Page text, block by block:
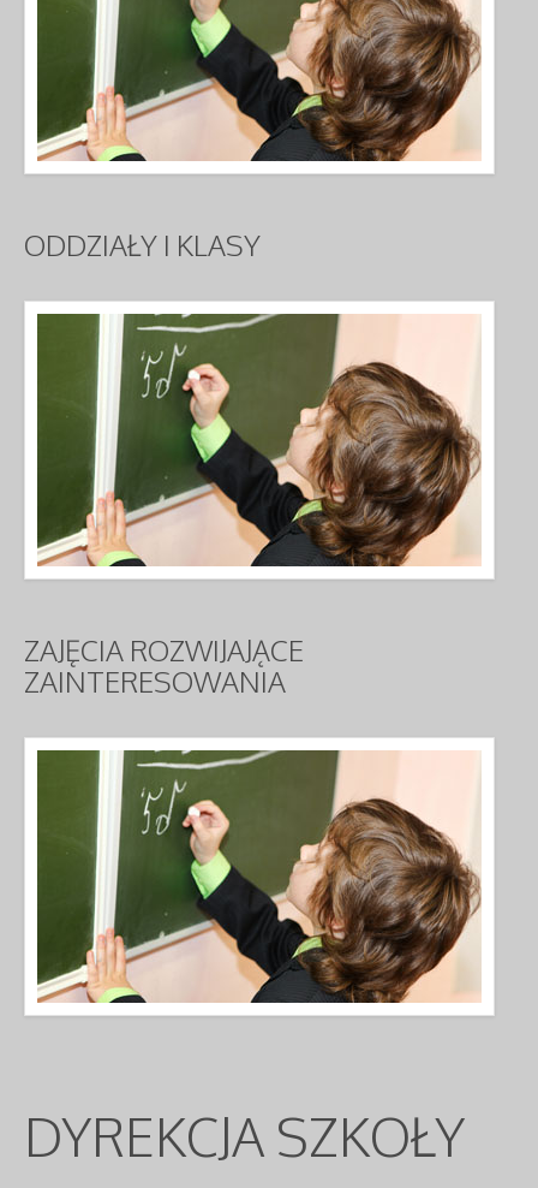
ODDZIAŁY I KLASY
ZAJĘCIA ROZWIJAJĄCE
ZAINTERESOWANIA
DYREKCJA SZKOŁY